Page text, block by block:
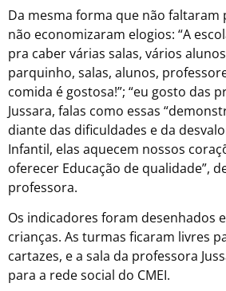
Da mesma forma que não faltaram
não economizaram elogios: “A
pra caber várias salas, vários
parquinho, salas, alunos,
comida é gostosa!”; “eu gosto das
Jussara, falas como essas
diante das dificuldades e da
Infantil, elas aquecem nossos
oferecer Educação de qualidade”,
professora.
Os indicadores foram desenhados
crianças. As turmas ficaram livres
cartazes, e a sala da professora
para a rede social do CMEI.